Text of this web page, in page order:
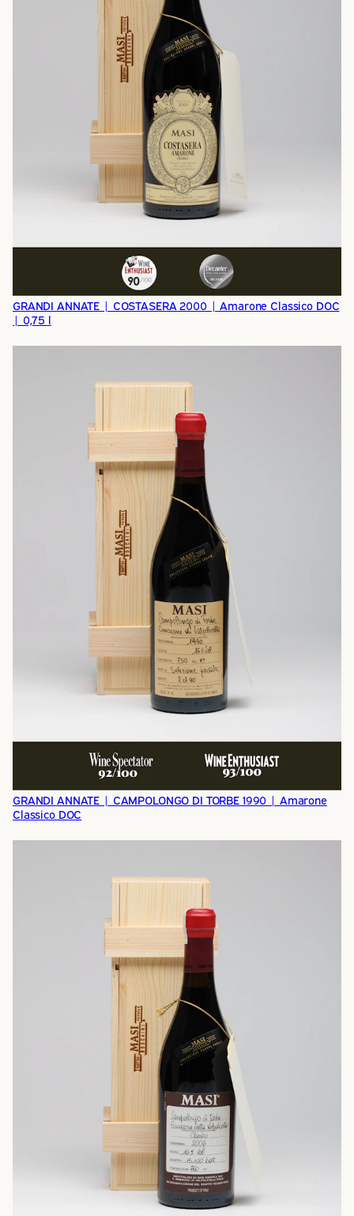
GRANDI ANNATE | COSTASERA 2000 | Amarone Classico DOC
| 0,75 l
GRANDI ANNATE | CAMPOLONGO DI TORBE 1990 | Amarone
Classico DOC